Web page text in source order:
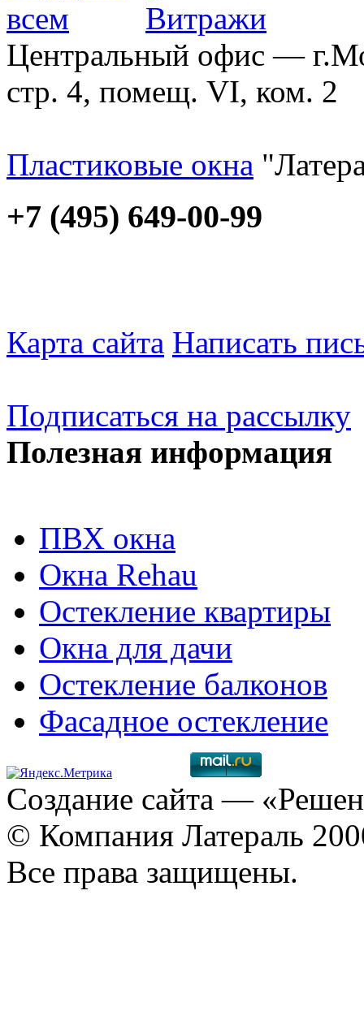
Центральный офис —
стр. 4, помещ. VI, ком. 2
Пластиковые окна
+7 (495) 649-00-99
Карта сайта Написать
Подписаться на рассылку
Полезная информация
ПВХ окна
Окна Rehau
Остекление квартиры
Окна для дачи
Остекление балконов
Фасадное остекление
Создание сайта —
© Компания Латераль
Все права защищены.